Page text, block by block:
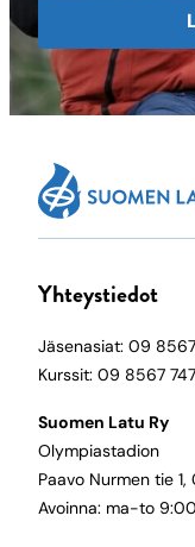
Yhteystiedot
Jäsenasiat: 09
Kurssit: 09 8567
Suomen Latu Ry
Olympiastadion
Paavo Nurmen tie
Avoinna: ma-to